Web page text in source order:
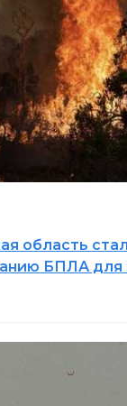
область
БПЛА для